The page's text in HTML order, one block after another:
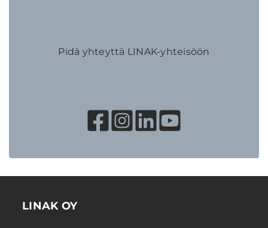
Pidä yhteyttä LINAK-yhteisöön
LINAK OY